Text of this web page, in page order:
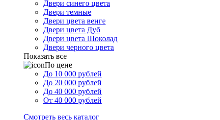
Двери синего цвета
Двери темные
Двери цвета венге
Двери цвета Дуб
Двери цвета Шоколад
Двери черного цвета
Показать все
По цене
До 10 000 рублей
До 20 000 рублей
До 40 000 рублей
От 40 000 рублей
Смотреть весь каталог